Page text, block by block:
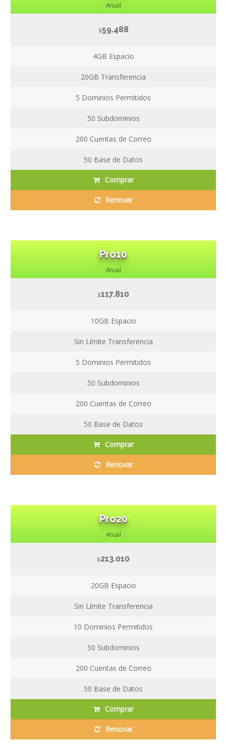
Anual
$59.488
4GB Espacio
20GB Transferencia
5 Dominios Permitidos
50 Subdominios
200 Cuentas de Correo
50 Base de Datos
Comprar
Renovar
Pro10
Anual
$117.810
10GB Espacio
Sin Límite Transferencia
5 Dominios Permitidos
50 Subdominios
200 Cuentas de Correo
50 Base de Datos
Comprar
Renovar
Pro20
Anual
$213.010
20GB Espacio
Sin Límite Transferencia
10 Dominios Permitidos
50 Subdominios
200 Cuentas de Correo
50 Base de Datos
Comprar
Renovar